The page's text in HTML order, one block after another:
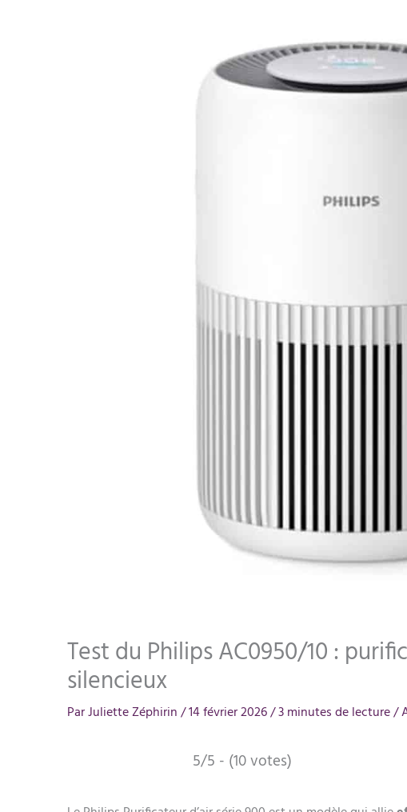
Test du Philips AC0950/10 :
silencieux
ParJuliette Zéphirin/14 février 2026/3 minutes de lecture/
5/5 - (10 votes)